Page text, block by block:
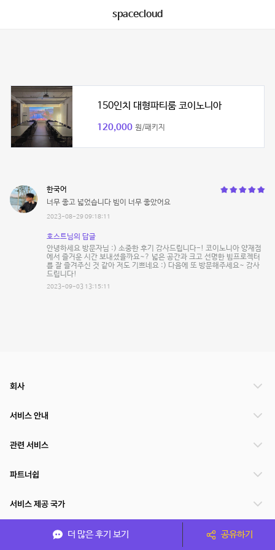
spacecloud
150인치 대형파티룸 코이노니아
120,000 원/패키지
한국어
너무 좋고 넓었습니다 빔이 너무 좋았어요
2023-08-29 09:18:11
호스트님의 답글
안녕하세요 방문자님 :) 소중한 후기 감사드립니다-! 코이노니아 양재점
에서 즐거운 시간 보내셨을까요~? 넓은 공간과 크고 선명한 빔프로젝터
를 잘 즐겨주신 것 같아 저도 기쁘네요 :) 다음에 또 방문해주세요~ 감사
드립니다!
2023-09-03 13:15:11
더 많은 후기 보기 공유하기
회사
서비스 안내
관련 서비스
파트너쉽
서비스 제공 국가